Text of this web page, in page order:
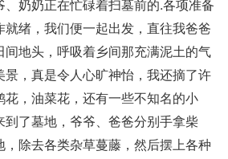
奶奶正在忙碌着扫墓前的.各项准备
绪，我们便一起出发，直往我爸爸
间地头，呼吸着乡间那充满泥土的气
，真是令人心旷神怡，我还摘了许
花，油菜花，还有一些不知名的小
了墓地，爷爷、爸爸分别手拿柴
，除去各类杂草蔓藤，然后摆上各种